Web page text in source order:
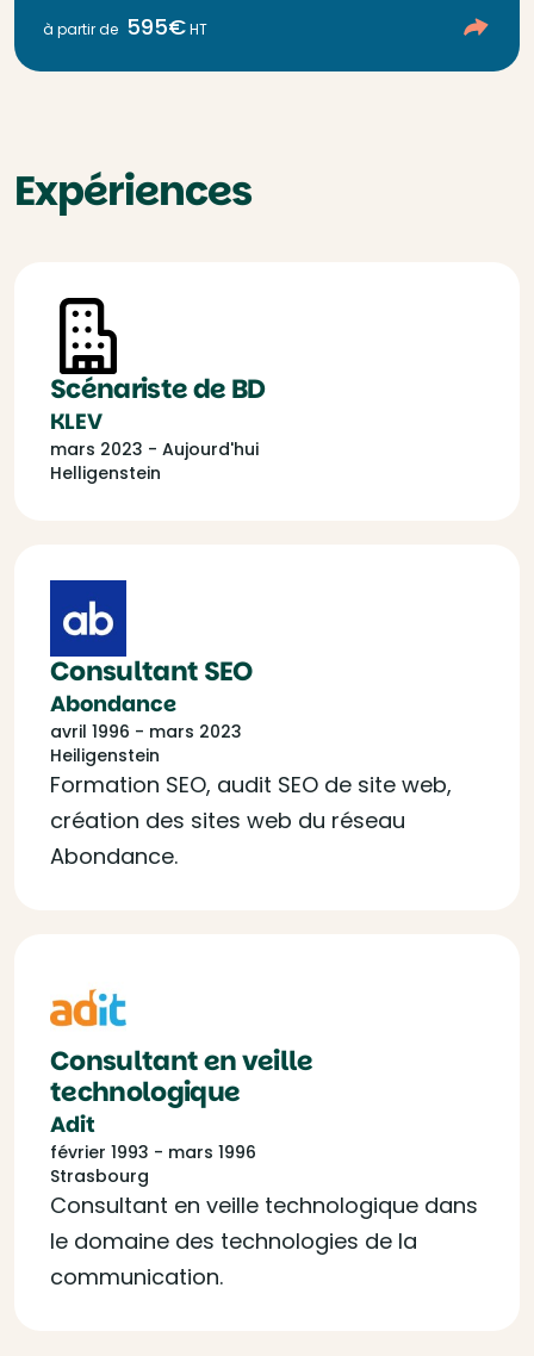
à partir de 595€HT
Expériences
Scénariste de BD
KLEV
mars 2023 - Aujourd'hui
Helligenstein
Consultant SEO
Abondance
avril 1996 - mars 2023
Heiligenstein
Formation SEO, audit SEO de site web,
création des sites web du réseau
Abondance.
Consultant en veille
technologique
Adit
février 1993 - mars 1996
Strasbourg
Consultant en veille technologique dans
le domaine des technologies de la
communication.